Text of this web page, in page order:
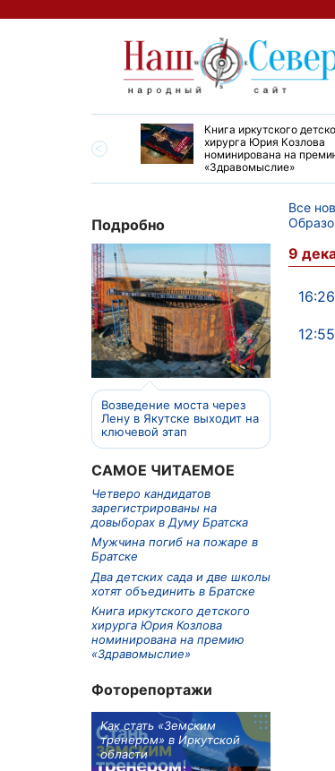
большой эстафеты
Книга иркутского
хирурга Юрия Козлова
номинирована на
«Здравомыслие»
Подробно
Возведение моста через
Лену в Якутске выходит на
ключевой этап
САМОЕ ЧИТАЕМОЕ
Четверо кандидатов
зарегистрированы на
довыборах в Думу Братска
Мужчина погиб на пожаре в
Братске
Два детских сада и две школы
хотят объединить в Братске
Книга иркутского детского
хирурга Юрия Козлова
номинирована на премию
«Здравомыслие»
Фоторепортажи
Как стать «Земским
тренером» в Иркутской
области
Все
9
16:26
12:55